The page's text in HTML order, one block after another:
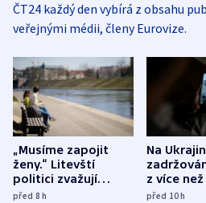
ČT24 každý den vybírá z obsahu
veřejnými médii, členy Eurovize.
„Musíme zapojit
ženy.“ Litevští
politici zvažují
dohodu o
před 8h
Na
z více než
Bojovali
před 10h